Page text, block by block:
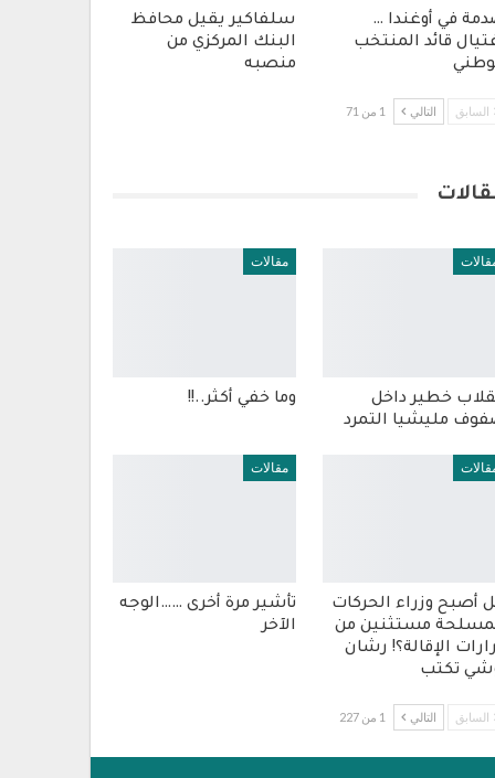
في أوغندا …
قائد المنتخب
سلفاكير يقيل محافظ
البنك المركزي من
منصبه
السابق التالي 1 من 71
خطير داخل
مليشيا التمرد
مقالات
وما خفي أكثر..!!
أصبح وزراء الحركات
مستثنين من
الإقالة؟! رشان
تكتب
مقالات
تأشير مرة أخرى ……الوجه
الآخر
السابق التالي 1 من 227